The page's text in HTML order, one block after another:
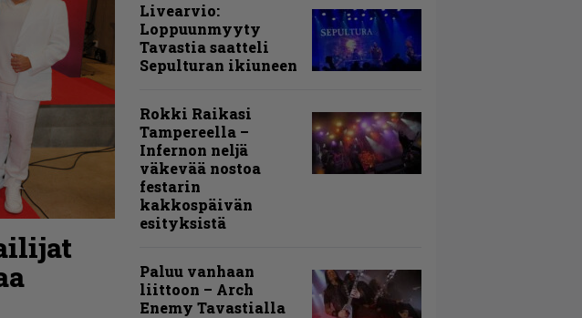
Livearvio:
Loppuunmyyty
Tavastia saatteli
Sepulturan ikiuneen
Rokki Raikasi
Tampereella –
Infernon neljä
väkevää nostoa
festarin
kakkospäivän
esityksistä
Paluu vanhaan
liittoon – Arch
Enemy Tavastialla